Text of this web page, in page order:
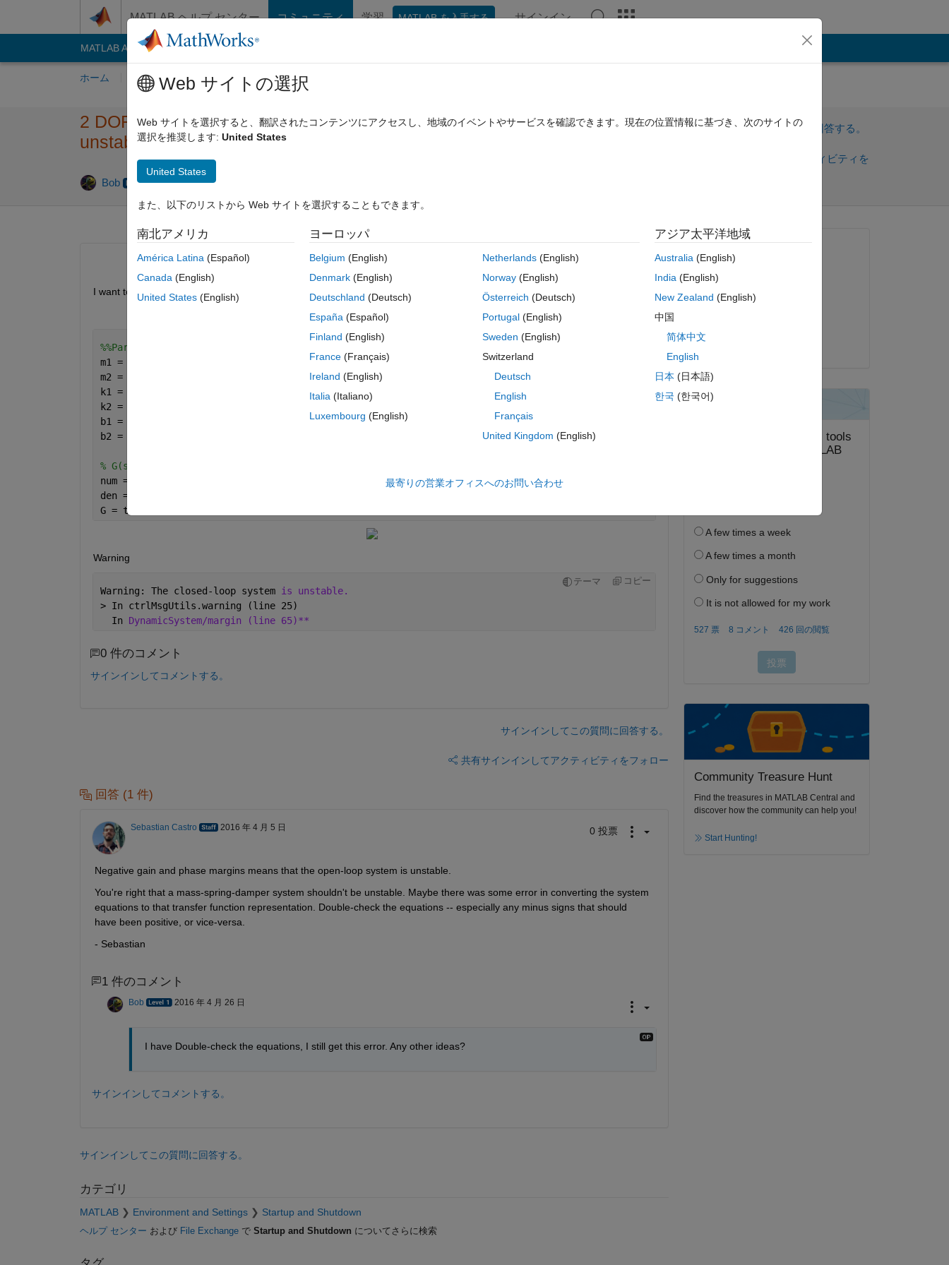
MATLAB ヘルプ センター コミュニティ 学習 MATLAB を入手する サインイン
MATLAB Answers File Exchange
ホーム 質問する 回答 閲覧 MATLAB に関する FAQ
2 DOF System is unstable? "Warning: The closed-loop system is
unstable"
Bob 2016 4 月 5
サインインしてこの質問に回答する。
サインインしてアクティビティを
MATLAB Online で開く
I want to find the gain margin so I can calculate the parameters (kp,ki,kd) of ZN method. But I got this error.
%%Parameters
m1 = 2500;
m2 = 320;
k1 = 80000;
k2 = 500000;
b1 = 350;
b2 = 15020;
% G(s) = (X1(s)-X2(s))/W(s)
num = [(0) (-m1*b2) (-m1*k2) (0) (0)];
den = [(m1*m2) (m1*b1+m1*b2+m2*b1) (m1*k1+m1*k2+m2*k1+b1*b2) (b1*k2+k1*b2) (k1*k2)];
G = tf(num,den);
Warning
テーマ コピー
Warning: The closed-loop system is unstable.
> In ctrlMsgUtils.warning (line 25)
  In
DynamicSystem/margin (line 65)**
0 件のコメント
サインインしてコメントする。
サインインしてこの質問に回答する。
共有サインインしてアクティビティをフォロー
回答 (1 件)
Sebastian Castro 2016 年 4 月 5 日 0 投票
Negative gain and phase margins means that the open-loop system is unstable.
You're right that a mass-spring-damper system shouldn't be unstable. Maybe there was some error in converting the system
equations to that transfer function representation. Double-check the equations -- especially any minus signs that should
have been positive, or vice-versa.
- Sebastian
1 件のコメント
Bob 2016 年 4 月 26 日
I have Double-check the equations, I still get this error. Any other ideas?
サインインしてコメントする。
サインインしてこの質問に回答する。
カテゴリ
MATLAB Environment and Settings Startup and Shutdown
ヘルプ センター および File Exchangeで Startup and Shutdown についてさらに検索
2016 年 4 月 5 日
Community Treasure Hunt
Find the treasures in MATLAB Central and
discover how the community can help you!
Start Hunting!
Web サイトの選択
Web サイトを選択すると、翻訳されたコンテンツにアクセスし、地域のイベントやサービスを確認できます。現在の位置情報に基づき、次のサイトの
選択を推奨します: United States
United States
また、以下のリストから Web サイトを選択することもできます。
南北アメリカ
América Latina (Español)
Canada (English)
United States (English)
ヨーロッパ
Belgium (English)
Denmark (English)
Deutschland (Deutsch)
España (Español)
Finland (English)
France (Français)
Ireland (English)
Italia (Italiano)
Luxembourg (English)
Netherlands(English)
Norway(English)
Österreich (Deutsch)
Portugal(English)
Sweden (English)
Switzerland
Deutsch
English
Français
United Kingdom (English)
アジア太平洋地域
Australia(English)
India(English)
New Zealand (English)
中国
简体中文
English
日本 (日本語)
한국 (한국어)
最寄りの営業オフィスへのお問い合わせ